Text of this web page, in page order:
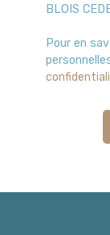
BLOIS
Pour en